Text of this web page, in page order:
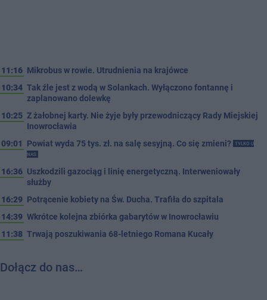
11:16 Mikrobus w rowie. Utrudnienia na krajówce
10:34 Tak źle jest z wodą w Solankach. Wyłączono fontannę i
zaplanowano dolewkę
10:25 Z żałobnej karty. Nie żyje były przewodniczący Rady Miejskiej
Inowrocławia
09:01
Powiat wyda 75 tys. zł. na salę sesyjną. Co się zmieni?
TYLKO U
NAS
16:36 Uszkodzili gazociąg i linię energetyczną. Interweniowały
służby
16:29 Potrącenie kobiety na Św. Ducha. Trafiła do szpitala
14:39 Wkrótce kolejna zbiórka gabarytów w Inowrocławiu
11:38 Trwają poszukiwania 68-letniego Romana Kucały
Dołącz do nas…